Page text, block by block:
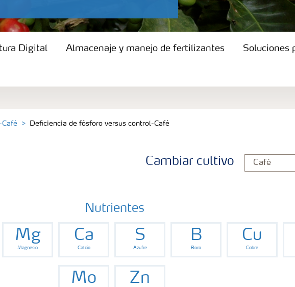
Digital Almacenaje y manejo de fertilizantes Soluciones
Café Deficiencia de fósforo versus control-Café
Cambiar cultivo
Nutrientes
Mg
Magnesio
Ca
Calcio
S
Azufre
B
Boro
Cu
Cobre
Mo Zn